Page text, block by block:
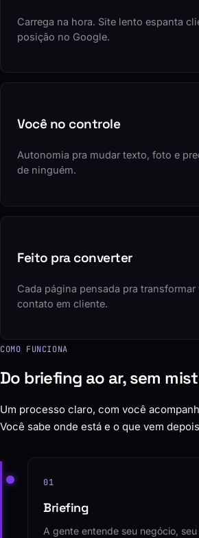
Carrega na hora. Site lento espanta
posição no Google.
Você no controle
Autonomia pra mudar texto, foto e
de ninguém.
Feito pra converter
Cada página pensada pra
contato em cliente.
COMO FUNCIONA
Do briefing ao ar, sem
Um processo claro, com você
Você sabe onde está e o que vem
01
Briefing
A gente entende seu negócio,